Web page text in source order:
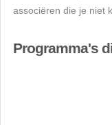
associëren die je niet
Programma's